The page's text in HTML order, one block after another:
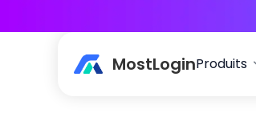
MostLoginProduits